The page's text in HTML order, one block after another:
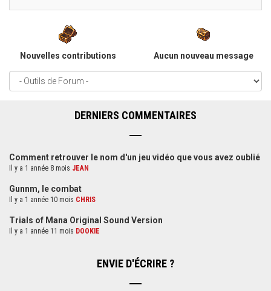
Nouvelles contributions Aucun nouveau message
DERNIERS COMMENTAIRES
Comment retrouver le nom d'un jeu vidéo que vous avez oublié
Il y a 1 année 8 mois JEAN
Gunnm, le combat
Il y a 1 année 10 mois CHRIS
Trials of Mana Original Sound Version
Il y a 1 année 11 mois DOOKIE
ENVIE D'ÉCRIRE ?